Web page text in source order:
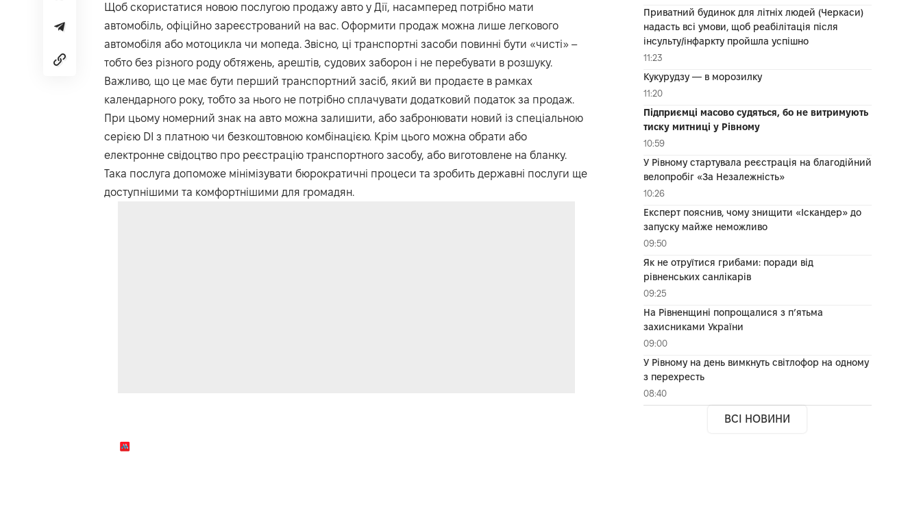
Щоб скористатися новою послугою продажу авто у Дії, насамперед потрібно мати
автомобіль, офіційно зареєстрований на вас. Оформити продаж можна лише легкового
автомобіля або мотоцикла чи мопеда. Звісно, ці транспортні засоби повинні бути «чисті» –
тобто без різного роду обтяжень, арештів, судових заборон і не перебувати в розшуку.
Важливо, що це має бути перший транспортний засіб, який ви продаєте в рамках
календарного року, тобто за нього не потрібно сплачувати додатковий податок за продаж.
При цьому номерний знак на авто можна залишити, або забронювати новий із спеціальною
серією DI з платною чи безкоштовною комбінацією. Крім цього можна обрати або
електронне свідоцтво про реєстрацію транспортного засобу, або виготовлене на бланку.
Така послуга допоможе мінімізувати бюрократичні процеси та зробить державні послуги ще
доступнішими та комфортнішими для громадян.
Приватний будинок для літніх людей (Черкаси)
надасть всі умови, щоб реабілітація після
інсульту/інфаркту пройшла успішно
11:23
Кукурудзу — в морозилку
11:20
Підприємці масово судяться, бо не витримують
тиску митниці у Рівному
10:59
У Рівному стартувала реєстрація на благодійний
велопробіг «За Незалежність»
10:26
Експерт пояснив, чому знищити «Іскандер» до
запуску майже неможливо
09:50
Як не отруїтися грибами: поради від
рівненських санлікарів
09:25
На Рівненщині попрощалися з п’ятьма
захисниками України
09:00
У Рівному на день вимкнуть світлофор на одному
з перехресть
08:40
ВСІ НОВИНИ